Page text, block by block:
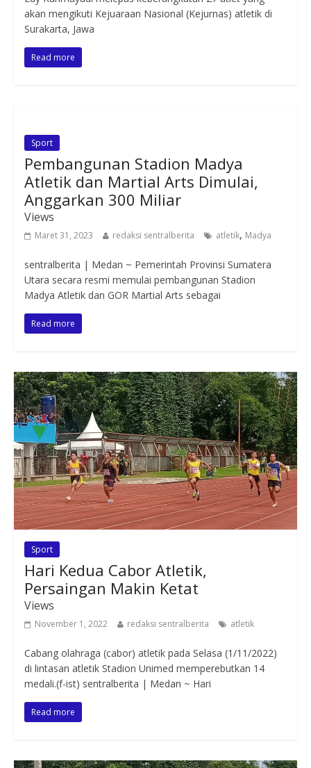
akan mengikuti Kejuaraan Nasional (Kejurnas) atletik di
Surakarta, Jawa
Read more
Sport
Pembangunan Stadion Madya
Atletik dan Martial Arts Dimulai,
Anggarkan 300 Miliar
Views
Maret 31, 2023 redaksi sentralberita atletik, Madya
sentralberita | Medan ~ Pemerintah Provinsi Sumatera
Utara secara resmi memulai pembangunan Stadion
Madya Atletik dan GOR Martial Arts sebagai
Read more
Sport
Hari Kedua Cabor Atletik,
Persaingan Makin Ketat
Views
November 1, 2022 redaksi sentralberita atletik
Cabang olahraga (cabor) atletik pada Selasa (1/11/2022)
di lintasan atletik Stadion Unimed memperebutkan 14
medali.(f-ist) sentralberita | Medan ~ Hari
Read more